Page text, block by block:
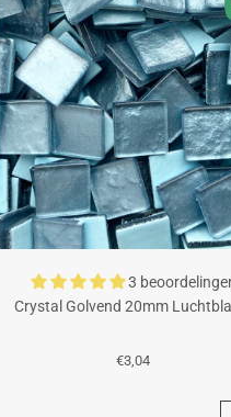
3
Crystal Golvend 20mm
€3,04